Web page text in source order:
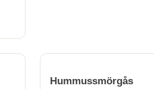
Hummussmörgås